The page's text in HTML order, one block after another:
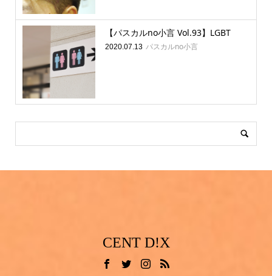
【パスカルno小言 Vol.93】LGBT
2020.07.13 パスカルno小言
CENT D!X